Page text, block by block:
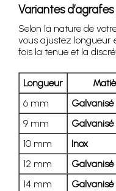
Variantes
Selon la nature de
vous ajustez longueur
fois la tenue et la
Longueur
6 mm
Galvanisé
9 mm
Galvanisé
10 mm
Inox
12 mm
Galvanisé
14 mm
Galvanisé